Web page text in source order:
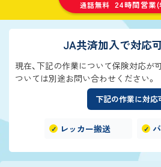
通話無料 24時間営業(
JA共済加入で対応
現在、下記の作業について保険対応が
ついては別途お問い合わせください。
下記の作業に対応
レッカー搬送